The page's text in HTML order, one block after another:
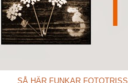
SÅ HÄR FUNKAR FOTOTRISS